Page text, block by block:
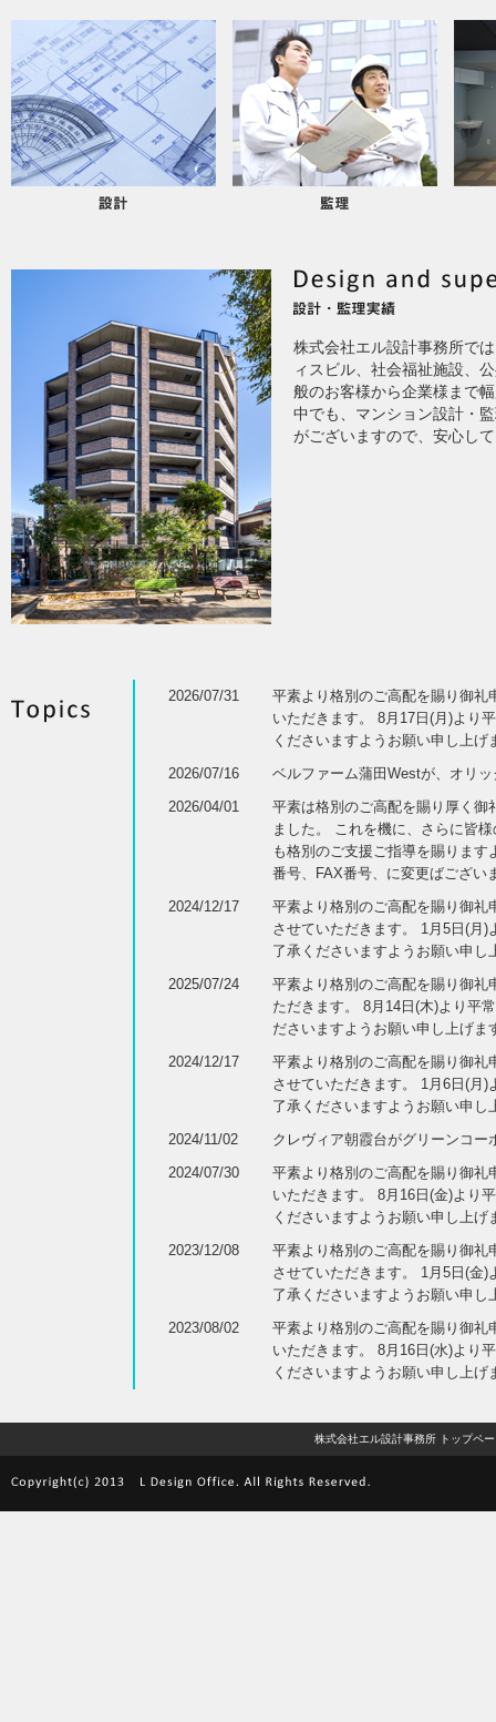
株式会社エル設計事務所で
ィスビル、社会福祉施設、
般のお客様から企業様まで
中でも、マンション設計・
がございますので、安心し
2026/07/31
平素より格別のご高配を賜り御礼
いただきます。 8月17日(月)より
くださいますようお願い申し上げ
2026/07/16
ベルファーム蒲田Westが、オリ
2026/04/01
平素は格別のご高配を賜り厚く御
ました。 これを機に、さらに皆
も格別のご支援ご指導を賜りま
番号、FAX番号、に変更ばござい
2024/12/17
平素より格別のご高配を賜り御礼
させていただきます。 1月5日(月
了承くださいますようお願い申し
2025/07/24
平素より格別のご高配を賜り御礼
ただきます。 8月14日(木)より平
ださいますようお願い申し上げま
2024/12/17
平素より格別のご高配を賜り御礼
させていただきます。 1月6日(月
了承くださいますようお願い申し
2024/11/02
クレヴィア朝霞台がグリーンコ
2024/07/30
平素より格別のご高配を賜り御礼
いただきます。 8月16日(金)より
くださいますようお願い申し上げ
2023/12/08
平素より格別のご高配を賜り御礼
させていただきます。 1月5日(金
了承くださいますようお願い申し
2023/08/02
平素より格別のご高配を賜り御礼
いただきます。 8月16日(水)より
くださいますようお願い申し上げ
株式会社エル設計事務所 トップペー